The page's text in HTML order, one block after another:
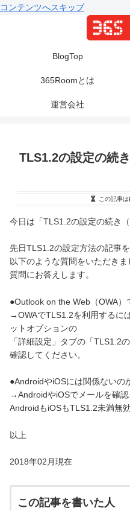
コンテンツへスキップ
BlogTop
365Roomとは
運営会社
TLS1.2の設定の続
この記事は
今日は「TLS1.2の設定の続き
先日TLS1.2の設定方法の記事
以下のような質問をいただきま
質問にお答えします。
●Outlook on the Web（OWA）
→OWAでTLS1.2を利用するに
ットオプションの
「詳細設定」タブの「TLS1.2
確認してください。
●AndroidやiOSには関係ないの
→AndroidやiOSでメールを確認
AndroidもiOSもTLS1.2未満無
以上
2018年02月現在
この記事を書いた人